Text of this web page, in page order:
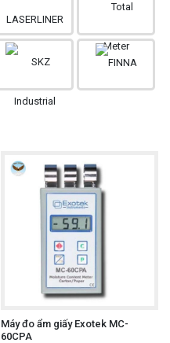
Máy đo ẩm giấy Exotek MC-
60CPA